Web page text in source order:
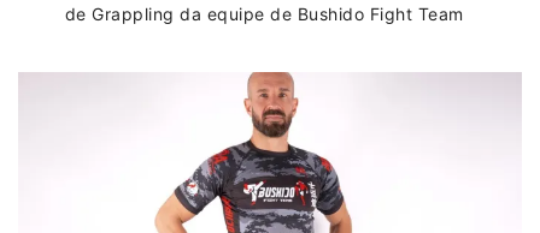
de Grappling da equipe de Bushido Fight Team